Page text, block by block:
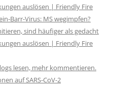
auslösen | Friendly Fire
Barr-Virus: MS wegimpfen?
sind häufiger als gedacht
auslösen | Friendly Fire
lesen, mehr kommentieren.
auf SARS-CoV-2